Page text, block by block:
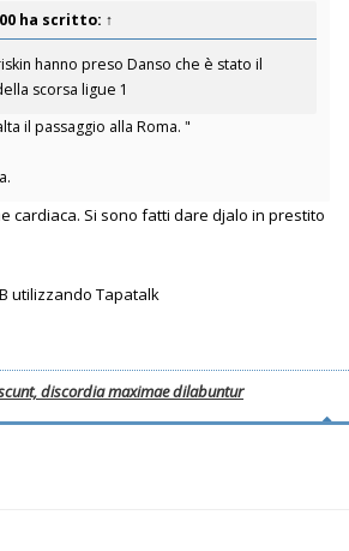
ha scritto: ↑
hanno preso Danso che è stato il
scorsa ligue 1
il passaggio alla Roma. "
cardiaca. Si sono fatti dare djalo in prestito
utilizzando Tapatalk
discordia maximae dilabuntur